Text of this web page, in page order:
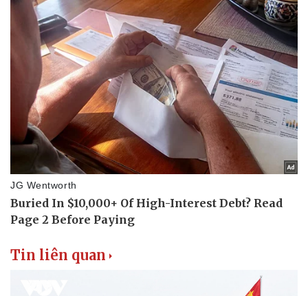
Thể thao
Bóng đá
Lịch thi đấu bóng đá
Thế giới thể thao
Ô tô - Xe máy
Tư vấn
Tin liên quan